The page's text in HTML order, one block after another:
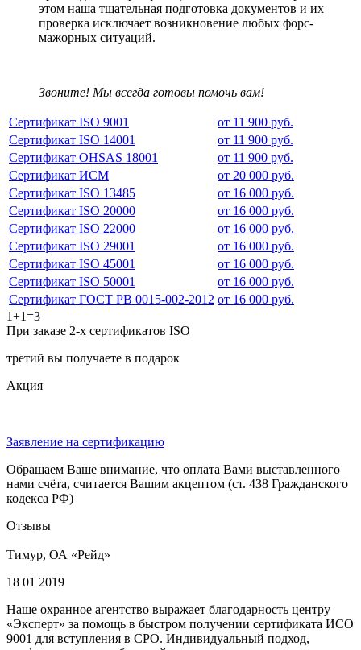
этом наша тщательная подготовка документов и их
проверка исключает возникновение любых форс-
мажорных ситуаций.
Звоните! Мы всегда готовы помочь вам!
Сертификат ISO 9001
от 11 900 руб.
Сертификат ISO 14001
от 11 900 руб.
Сертификат OHSAS 18001
от 11 900 руб.
Сертификат ИСМ
от 20 000 руб.
Сертификат ISO 13485
от 16 000 руб.
Сертификат ISO 20000
от 16 000 руб.
Сертификат ISO 22000
от 16 000 руб.
Сертификат ISO 29001
от 16 000 руб.
Сертификат ISO 45001
от 16 000 руб.
Сертификат ISO 50001
от 16 000 руб.
Сертификат ГОСТ РВ 0015-002-2012 от 16 000 руб.
1+1=3
При заказе 2-х сертификатов ISO
третий вы получаете в подарок
Акция
Заявление на сертификацию
Обращаем Ваше внимание, что оплата Вами выставленного
нами счёта, считается Вашим акцептом (ст. 438 Гражданского
кодекса РФ)
Отзывы
Тимур, ОА «Рейд»
18 01 2019
Наше охранное агентство выражает благодарность центру
«Эксперт» за помощь в быстром получении сертификата ИСО
9001 для вступления в СРО. Индивидуальный подход,